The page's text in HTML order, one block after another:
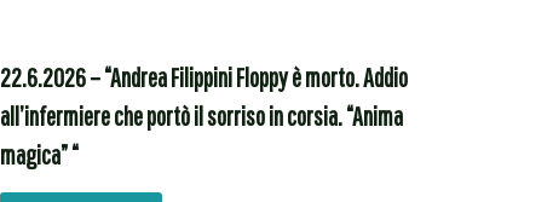
22.6.2026 – “Andrea Filippini Floppy è morto. Addio
all’infermiere che portò il sorriso in corsia. “Anima
magica” “